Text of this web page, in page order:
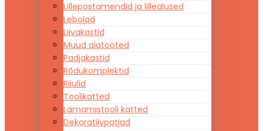
Lillepostamendid ja lillealused
Lebolad
Liivakastid
Muud aiatooted
Padjakastid
Rõdukomplektid
Riiulid
Toolikatted
Lamamistooli katted
Dekoratiivpatjad